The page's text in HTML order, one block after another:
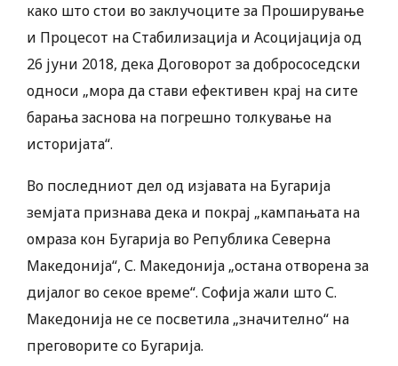
како што стои во заклучоците за Проширување
и Процесот на Стабилизација и Асоцијација од
26 јуни 2018, дека Договорот за добрососедски
односи „мора да стави ефективен крај на сите
барања заснова на погрешно толкување на
историјата“.
Во последниот дел од изјавата на Бугарија
земјата признава дека и покрај „кампањата на
омраза кон Бугарија во Република Северна
Македонија“, С. Македонија „остана отворена за
дијалог во секое време“. Софија жали што С.
Македонија не се посветила „значително“ на
преговорите со Бугарија.